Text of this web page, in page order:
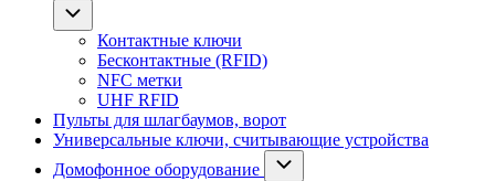
Контактные ключи
Бесконтактные (RFID)
NFC метки
UHF RFID
Пульты для шлагбаумов, ворот
Универсальные ключи, считывающие устройства
Домофонное оборудование